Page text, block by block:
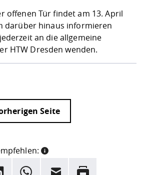
offenen Tür findet am 13. April
darüber hinaus informieren
an die allgemeine
HTW Dresden wenden.
Seite
WhatsappE-Mail Drucken